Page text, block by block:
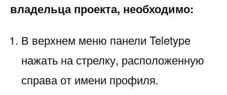
владельца проекта, необходимо:
В верхнем меню панели Teletype
нажать на стрелку, расположенную
справа от имени профиля.